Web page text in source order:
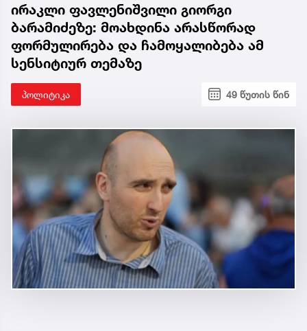
ირაკლი ფავლენიშვილი გიორგი
ბარამიძეზე: მოახდინა არასწორად
ფორმულირება და ჩამოყალიბება ამ
სენსიტიურ თემაზე
პოლიტიკა 49 წუთის წინ